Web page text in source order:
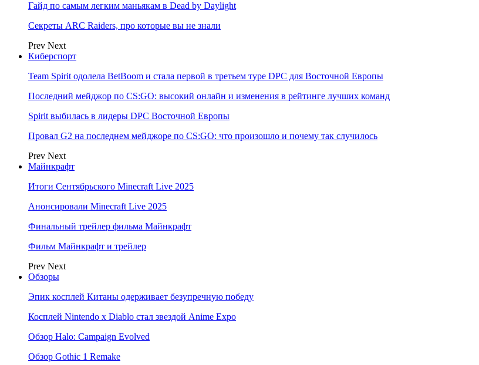
Гайд по самым легким маньякам в Dead by Daylight
Секреты ARC Raiders, про которые вы не знали
Prev Next
Киберспорт
Team Spirit одолела BetBoom и стала первой в третьем туре DPC для Восточной Европы
Последний мейджор по CS:GO: высокий онлайн и изменения в рейтинге лучших команд
Spirit выбилась в лидеры DPC Восточной Европы
Провал G2 на последнем мейджоре по CS:GO: что произошло и почему так случилось
Prev Next
Майнкрафт
Итоги Сентябрьского Minecraft Live 2025
Анонсировали Minecraft Live 2025
Финальный трейлер фильма Майнкрафт
Фильм Майнкрафт и трейлер
Prev Next
Обзоры
Эпик косплей Китаны одерживает безупречную победу
Косплей Nintendo x Diablo стал звездой Anime Expo
Обзор Halo: Campaign Evolved
Обзор Gothic 1 Remake